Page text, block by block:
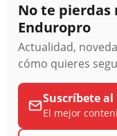
No te pierdas
Enduropro
Actualidad,
cómo quieres
Suscríbete
El mejor